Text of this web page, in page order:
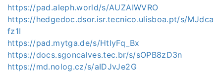
https://pad.aleph.world/s/AUZAIWVRO
https://hedgedoc.dsor.isr.tecnico.ulisboa.pt/s/MJdca
fz1I
https://pad.mytga.de/s/HtIyFq_Bx
https://docs.sgoncalves.tec.br/s/sOPB8zD3n
https://md.nolog.cz/s/aIDJvJe2G